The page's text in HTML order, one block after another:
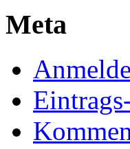
Meta